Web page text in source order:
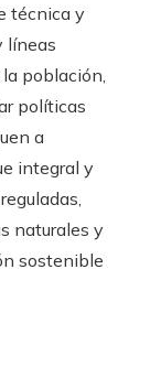
técnica y
líneas
población,
políticas
a
integral y
naturales y
sostenible